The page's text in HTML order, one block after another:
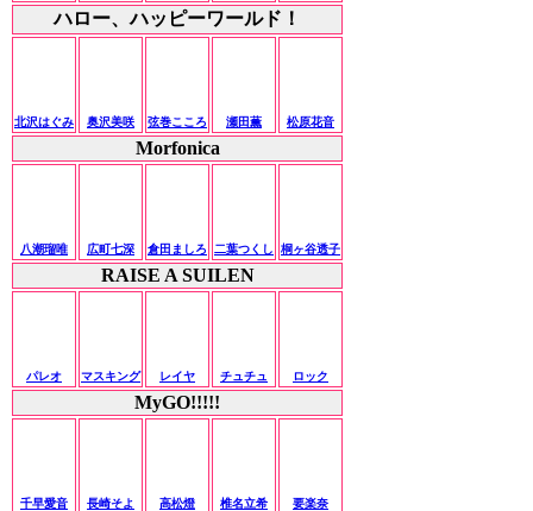
ハロー、ハッピーワールド！
北沢はぐみ 奥沢美咲 弦巻こころ 瀬田薫 松原花音
Morfonica
八潮瑠唯 広町七深 倉田ましろ 二葉つくし 桐ヶ谷透子
RAISE A SUILEN
パレオ マスキング レイヤ チュチュ ロック
MyGO!!!!!
千早愛音 長崎そよ 高松燈 椎名立希 要楽奈